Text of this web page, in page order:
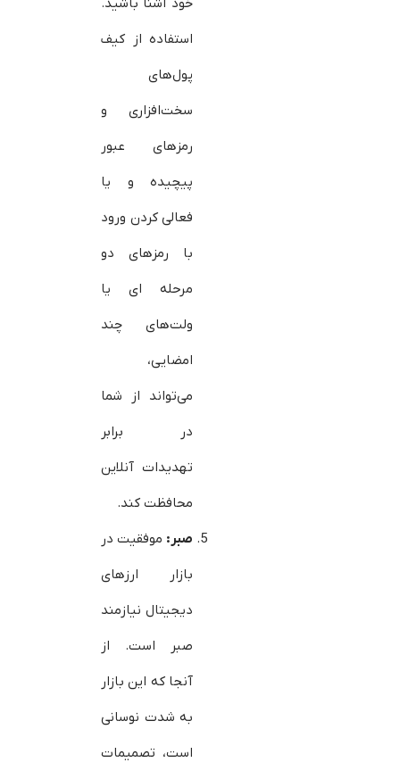
خود آشنا باشید.
استفاده از کیف
پول‌های
سخت‌افزاری و
رمزهای عبور
پیچیده و یا
فعالی کردن ورود
با رمزهای دو
مرحله ای یا
ولت‌های چند
امضایی،
می‌تواند از شما
در برابر
تهدیدات آنلاین
محافظت کند.
صبر: موفقیت در
بازار ارزهای
دیجیتال نیازمند
صبر است. از
آنجا که این بازار
به شدت نوسانی
است، تصمیمات